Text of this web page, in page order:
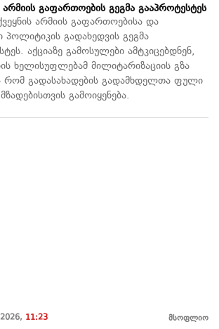
არმიის გაფართოების გეგმა გააპროტესტეს
არმიის გაფართოებისა და
გადახედვის გეგმა
აქციაზე გამოსულები ამტკიცებდნენ,
ხელისუფლებამ მილიტარიზაციის გზა
რომ გადასახადების გადამხდელთა ფული
გამოიყენება.
11:23 მსოფლიო